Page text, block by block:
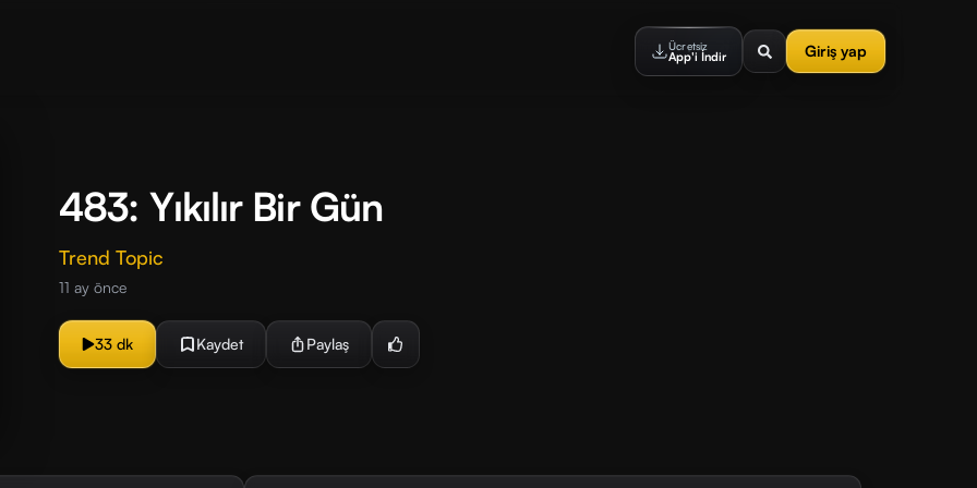
Ücretsiz
App'i İndir Giriş yap
483: Yıkılır Bir Gün
Trend Topic
11 ay önce
33 dk Kaydet Paylaş